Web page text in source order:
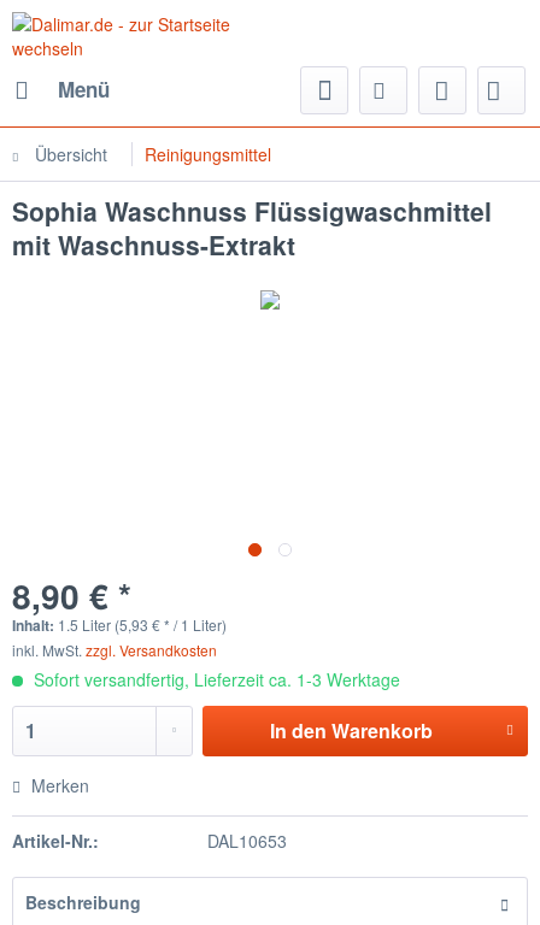
Menü
Übersicht Reinigungsmittel
Sophia Waschnuss Flüssigwaschmittel
mit Waschnuss-Extrakt
8,90 € *
Inhalt: 1.5 Liter (5,93 € * / 1 Liter)
inkl. MwSt. zzgl. Versandkosten
Sofort versandfertig, Lieferzeit ca. 1-3 Werktage
In den Warenkorb
Merken
Artikel-Nr.: DAL10653
Beschreibung